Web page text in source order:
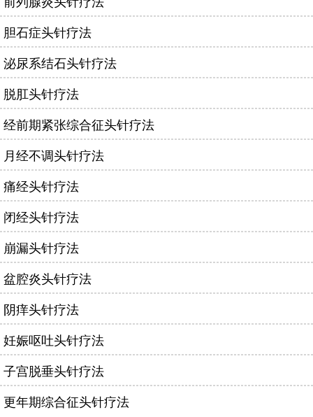
胆石症头针疗法
泌尿系结石头针疗法
脱肛头针疗法
经前期紧张综合征头针疗法
月经不调头针疗法
痛经头针疗法
闭经头针疗法
崩漏头针疗法
盆腔炎头针疗法
阴痒头针疗法
妊娠呕吐头针疗法
子宫脱垂头针疗法
更年期综合征头针疗法